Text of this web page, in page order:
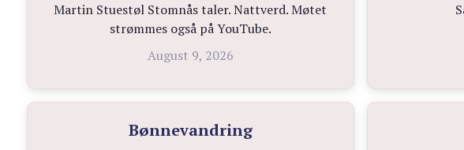
Martin Stuestøl Stomnås taler. Nattverd. Møtet
strømmes også på YouTube.
August 9, 2026
Bønnevandring